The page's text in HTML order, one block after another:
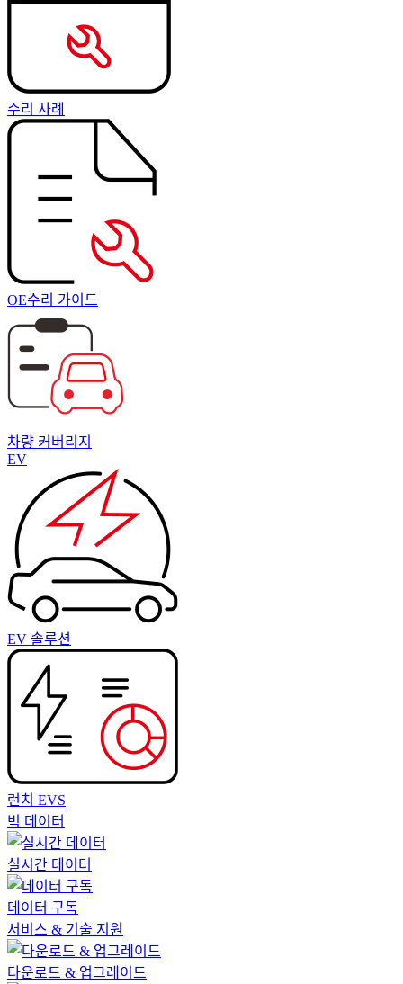
수리 사례
OE수리 가이드
차량 커버리지
EV
EV 솔루션
런치 EVS
빅 데이터
실시간 데이터
데이터 구독
서비스 & 기술 지원
다운로드 & 업그레이드